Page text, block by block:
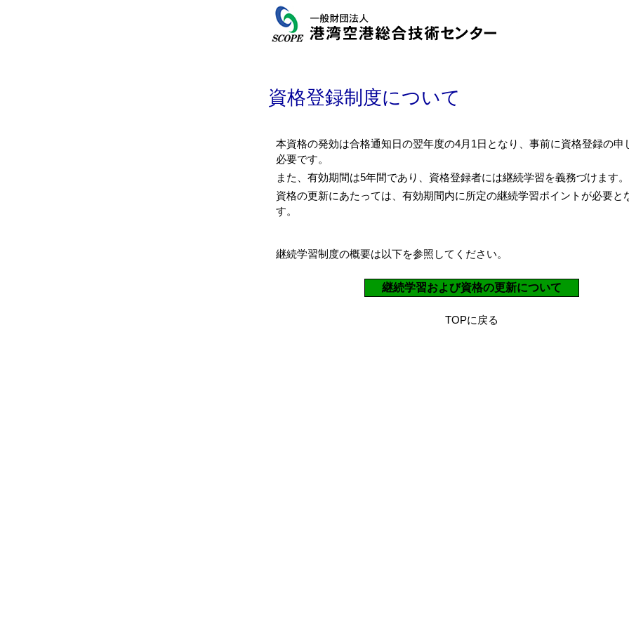
資格登録制度について
本資格の発効は合格通知日の翌年度の4月1日となり、事前に資格登録の申
必要です。
また、有効期間は5年間であり、資格登録者には継続学習を義務づけます。
資格の更新にあたっては、有効期間内に所定の継続学習ポイントが必要と
す。
継続学習制度の概要は以下を参照してください。
継続学習および資格の更新について
TOPに戻る